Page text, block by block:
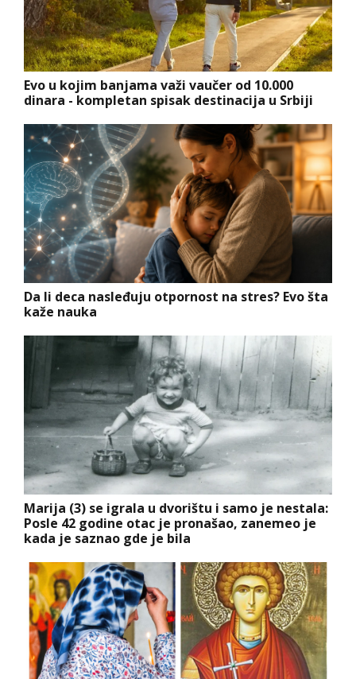
Evo u kojim banjama važi vaučer od 10.000
dinara - kompletan spisak destinacija u Srbiji
Da li deca nasleđuju otpornost na stres? Evo šta
kaže nauka
Marija (3) se igrala u dvorištu i samo je nestala:
Posle 42 godine otac je pronašao, zanemeo je
kada je saznao gde je bila